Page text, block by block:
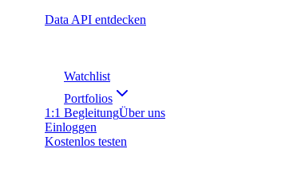
Data API entdecken
Watchlist
Portfolios
1:1 BegleitungÜber uns
Einloggen
Kostenlos testen